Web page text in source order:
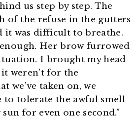
us step by step. The
of the refuse in the gutters
it was difficult to breathe.
Her brow furrowed
I brought my head
weren’t for the
we’ve taken on, we
to tolerate the awful smell
for even one second.”